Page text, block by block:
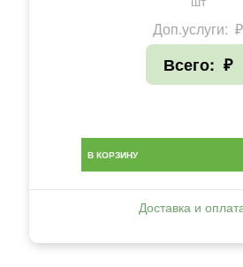
Доп.услуги: ₽
Всего: ₽
В КОРЗИНУ
Доставка и